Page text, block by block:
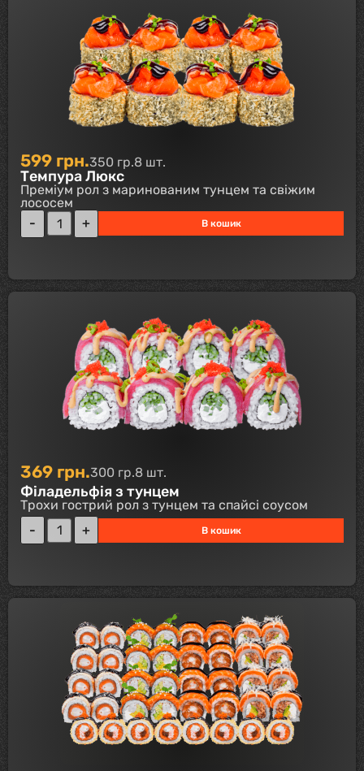
599 грн.350 гр.8 шт.
Темпура Люкс
Преміум рол з маринованим тунцем та свіжим
лососем
В кошик
369 грн.300 гр.8 шт.
Філадельфія з тунцем
Трохи гострий рол з тунцем та спайсі соусом
В кошик